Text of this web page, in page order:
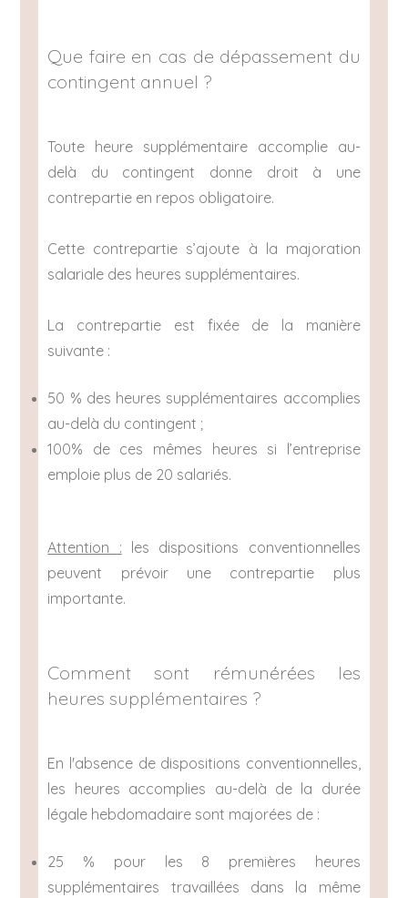
Que faire en cas de dépassement du
contingent annuel ?
Toute heure supplémentaire accomplie au-
delà du contingent donne droit à une
contrepartie en repos obligatoire.
Cette contrepartie s’ajoute à la majoration
salariale des heures supplémentaires.
La contrepartie est fixée de la manière
suivante :
50 % des heures supplémentaires accomplies
au-delà du contingent ;
100% de ces mêmes heures si l’entreprise
emploie plus de 20 salariés.
Attention : les dispositions conventionnelles
peuvent prévoir une contrepartie plus
importante.
Comment sont rémunérées les
heures supplémentaires ?
En l'absence de dispositions conventionnelles,
les heures accomplies au-delà de la durée
légale hebdomadaire sont majorées de :
25 % pour les 8 premières heures
supplémentaires travaillées dans la même